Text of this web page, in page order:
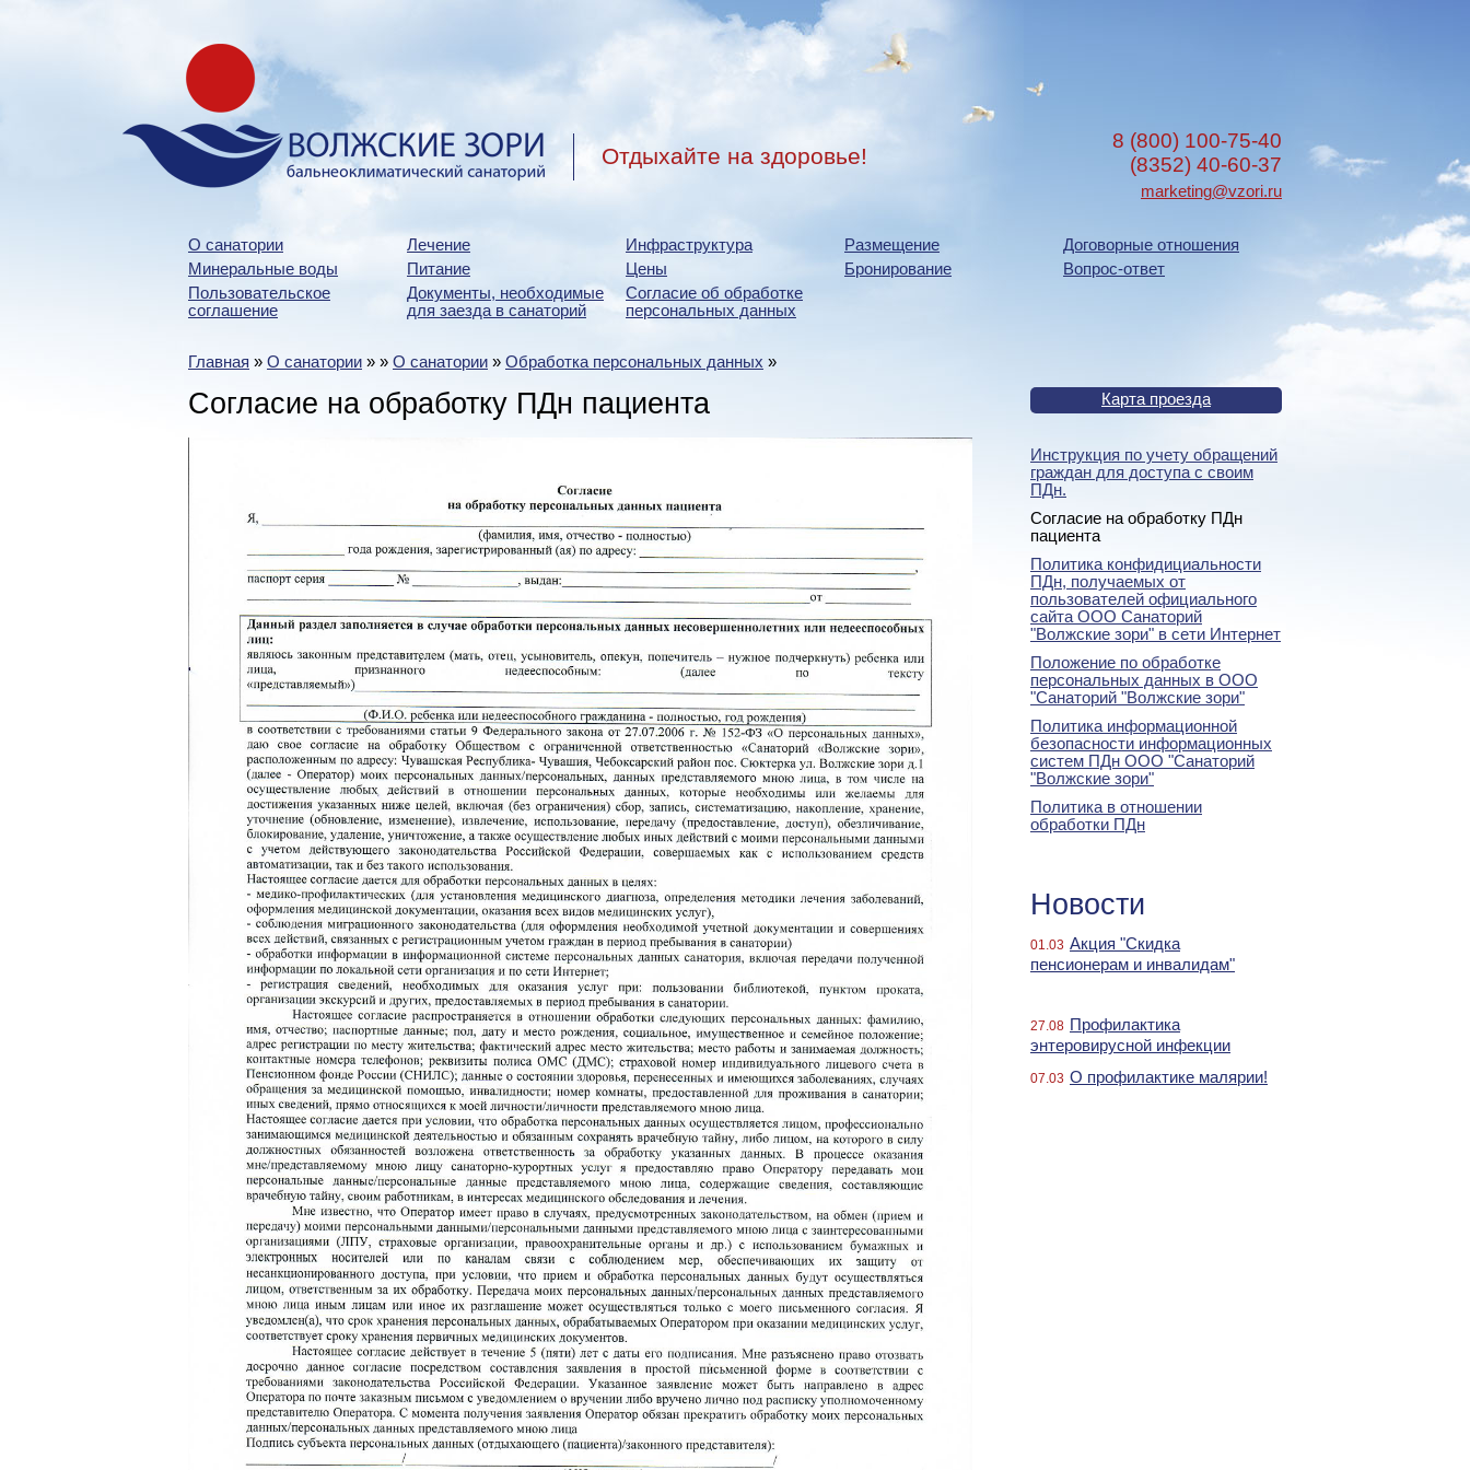
Отдыхайте на здоровье!
8 (800) 100-75-40
(8352) 40-60-37
marketing@vzori.ru
О санатории Лечение Инфраструктура Размещение
Договорные отношения
Минеральные воды
Питание Цены Бронирование
Вопрос-ответ
Пользовательское
соглашение
Документы, необходимые
для заезда в санаторий
Согласие об обработке
персональных данных
Главная » О санатории » » О санатории » Обработка персональных данных »
Согласие на обработку ПДн пациента Карта проезда
Инструкция по учету обращений
граждан для доступа с своим
ПДн.
Согласие на обработку ПДн
пациента
Политика конфидициальности
ПДн, получаемых от
пользователей официального
сайта ООО Санаторий
"Волжские зори" в сети Интернет
Положение по обработке
персональных данных в ООО
"Санаторий "Волжские зори"
Политика информационной
безопасности информационных
систем ПДн ООО "Санаторий
"Волжские зори"
Политика в отношении
обработки ПДн
Новости
01.03 Акция "Скидка
пенсионерам и инвалидам"
27.08 Профилактика
энтеровирусной инфекции
07.03 О профилактике малярии!